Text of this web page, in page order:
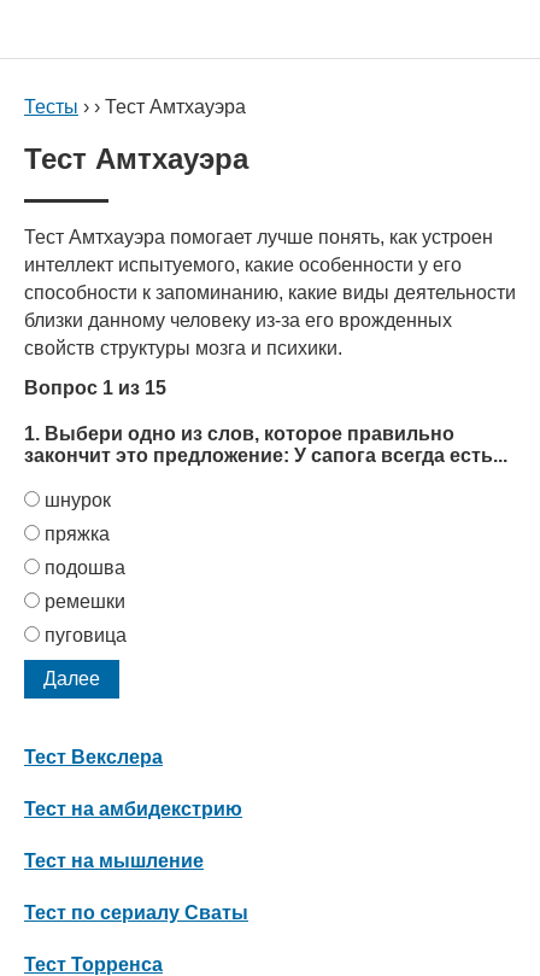
Тесты › › Тест Амтхауэра
Тест Амтхауэра
Тест Амтхауэра помогает лучше понять, как устроен
интеллект испытуемого, какие особенности у его
способности к запоминанию, какие виды деятельности
близки данному человеку из-за его врожденных
свойств структуры мозга и психики.
Вопрос 1 из 15
1. Выбери одно из слов, которое правильно
закончит это предложение: У сапога всегда есть...
шнурок
пряжка
подошва
ремешки
пуговица
Тест Векслера
Тест на амбидекстрию
Тест на мышление
Тест по сериалу Сваты
Тест Торренса